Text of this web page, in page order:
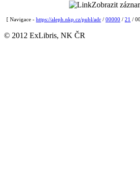
Zobrazit
[ Navigace - https://aleph.nkp.cz/publ/adr / 00000 / 21 /
© 2012 ExLibris, NK ČR